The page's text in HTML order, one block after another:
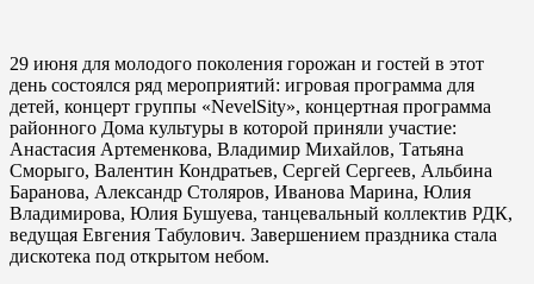
29 июня для молодого поколения горожан и гостей в этот
день состоялся ряд мероприятий: игровая программа для
детей, концерт группы «NevelSity», концертная программа
районного Дома культуры в которой приняли участие:
Анастасия Артеменкова, Владимир Михайлов, Татьяна
Сморыго, Валентин Кондратьев, Сергей Сергеев, Альбина
Баранова, Александр Столяров, Иванова Марина, Юлия
Владимирова, Юлия Бушуева, танцевальный коллектив РДК,
ведущая Евгения Табулович. Завершением праздника стала
дискотека под открытом небом.